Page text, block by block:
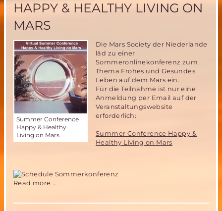
von
HAPPY & HEALTHY LIVING ON
MARS
Summer Conference
Happy & Healthy
Living on Mars
Die Mars Society der Niederlande
läd zu einer
Sommeronlinekonferenz zum
Thema Frohes und Gesundes
Leben auf dem Mars ein.
Für die Teilnahme ist nur eine
Anmeldung per Email auf der
Veranstaltungswebsite
erforderlich:
Summer Conference Happy &
Healthy Living on Mars
Read more …